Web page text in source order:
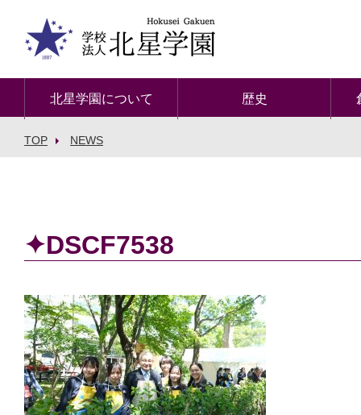
北星学園について 歴史
TOP NEWS
✦DSCF7538